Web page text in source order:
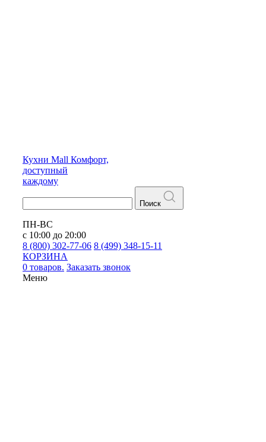
Кухни Mall Комфорт,
доступный
каждому
Поиск
ПН-ВС
с 10:00 до 20:00
8 (800) 302-77-06 8 (499) 348-15-11
КОРЗИНА
0 товаров. Заказать звонок
Меню